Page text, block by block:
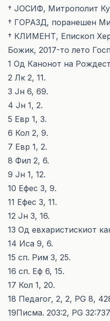
† ЈОСИФ, Митрополит
† ГОРАЗД, поранешен
† КЛИМЕНТ, Епископ
Божик, 2017-то лето
1 Од Канонот на
2 Лк 2, 11.
3 Јн 6, 69.
4 Јн 1, 2.
5 Евр 1, 3.
6 Кол 2, 9.
7 Евр 1, 2.
8 Фил 2, 6.
9 Јн 1, 12.
10 Ефес 3, 9.
11 Ефес 3, 11.
12 Јн 3, 16.
13 Од евхаристискиот
14 Иса 9, 6.
15 сп. Рим 3, 25.
16 сп. Еф 6, 15.
17 Кол 1, 20.
18 Педагог, 2, 2, PG 8,
19Писма. 203:2, PG